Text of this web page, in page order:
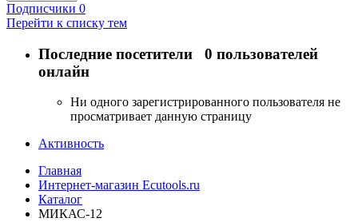
Подписчики 0
Перейти к списку тем
Последние посетители 0 пользователей
онлайн
Ни одного зарегистрированного пользователя не
просматривает данную страницу
Активность
Главная
Интернет-магазин Ecutools.ru
Каталог
МИКАС-12